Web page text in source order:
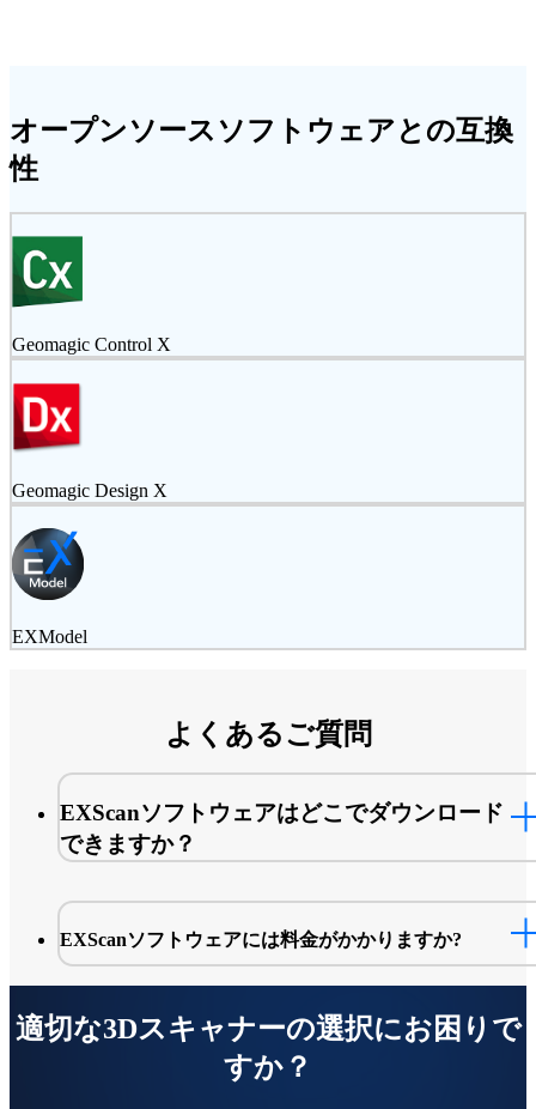
オープンソースソフトウェアとの互換
性
Geomagic Control X
Geomagic Design X
EXModel
よくあるご質問
EXScanソフトウェアはどこでダウンロード
できますか？
サポートウェブサイト
EXScanソフトウェアには料金がかかりますか?
適切な3Dスキャナーの選択にお困りで
すか？